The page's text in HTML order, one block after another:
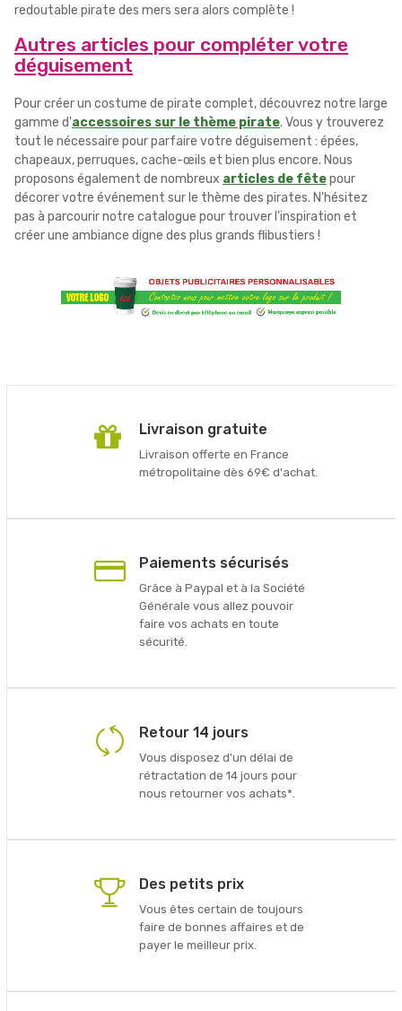
redoutable pirate des mers sera alors complète !
Autres articles pour compléter votre
déguisement
Pour créer un costume de pirate complet, découvrez notre large
gamme d'accessoires sur le thème pirate. Vous y trouverez
tout le nécessaire pour parfaire votre déguisement : épées,
chapeaux, perruques, cache-œils et bien plus encore. Nous
proposons également de nombreux articles de fêtepour
décorer votre événement sur le thème des pirates. N'hésitez
pas à parcourir notre catalogue pour trouver l'inspiration et
créer une ambiance digne des plus grands flibustiers !
Livraison gratuite
Livraison offerte en France
métropolitaine dès 69€ d'achat.
Paiements sécurisés
Grâce à Paypal et à la Société
Générale vous allez pouvoir
faire vos achats en toute
sécurité.
Retour 14 jours
Vous disposez d'un délai de
rétractation de 14 jours pour
nous retourner vos achats*.
Des petits prix
Vous êtes certain de toujours
faire de bonnes affaires et de
payer le meilleur prix.